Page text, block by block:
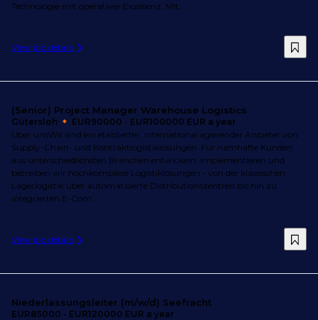
Technologie mit operativer Exzellenz. Mit...
View job details
(Senior) Project Manager Warehouse Logistics
Gütersloh
EUR90000 - EUR100000 EUR a year
Über unsWir sind ein etablierter, international agierender Anbieter von
Supply-Chain- und Kontraktlogistiklösungen. Für namhafte Kunden
aus unterschiedlichsten Branchen entwickeln, implementieren und
betreiben wir hochkomplexe Logistiklösungen - von der klassischen
Lagerlogistik über automatisierte Distributionszentren bis hin zu
integrierten E-Com...
View job details
Niederlassungsleiter (m/w/d) Seefracht
EUR85000 - EUR120000 EUR a year